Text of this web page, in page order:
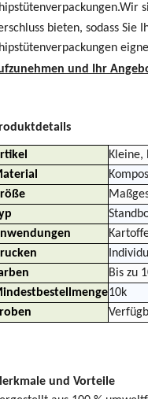
bieten, sodass
und Ihr
Bis zu
10k
und Vorteile